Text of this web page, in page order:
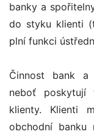
banky a
do styku klienti
plní funkci
Činnost bank a
neboť poskytují
klienty. Klienti
obchodní banku